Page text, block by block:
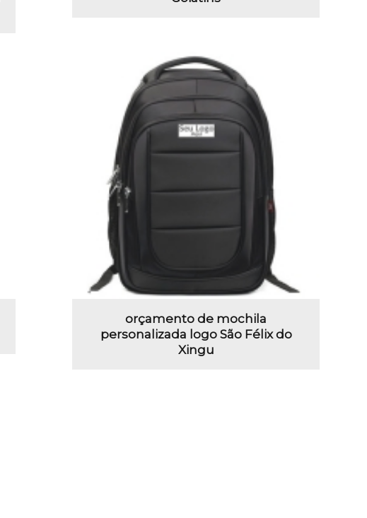
orçamento de mochila
personalizada logo São Félix do
Xingu